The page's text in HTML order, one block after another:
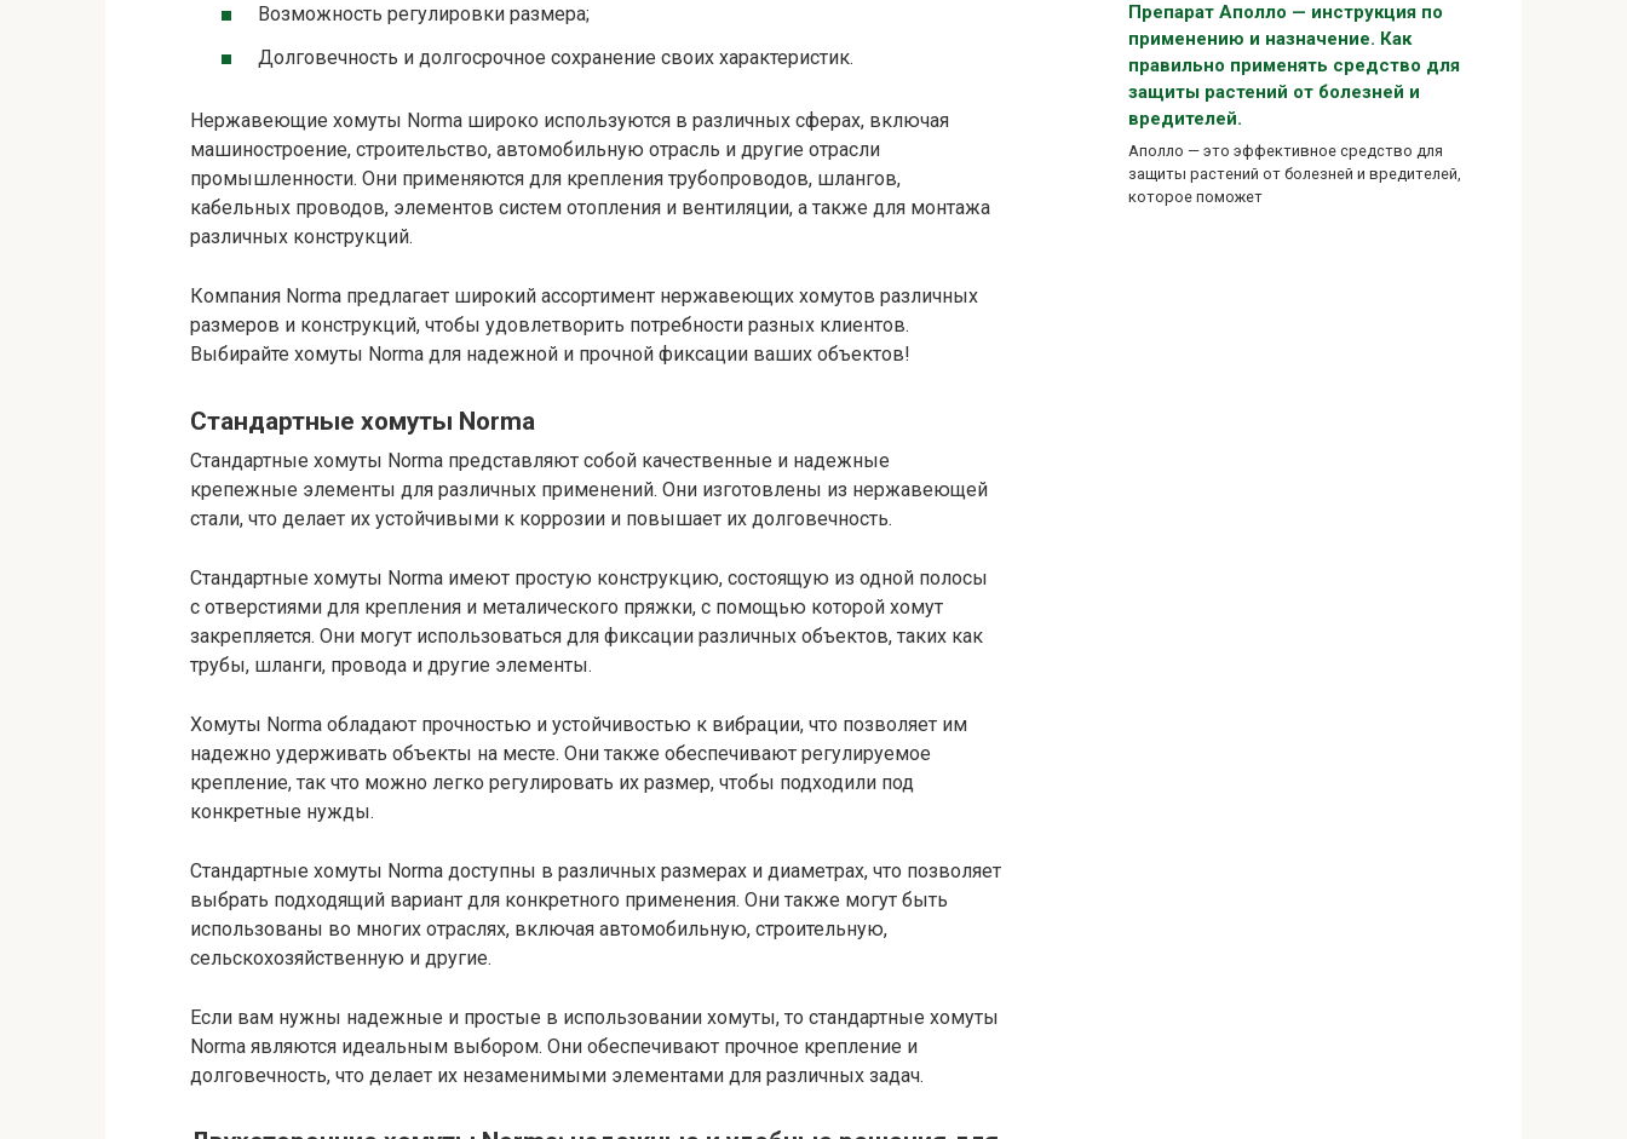
Возможность регулировки размера;
Долговечность и долгосрочное сохранение своих характеристик.
Нержавеющие хомуты Norma широко используются в различных сферах, включая
машиностроение, строительство, автомобильную отрасль и другие отрасли
промышленности. Они применяются для крепления трубопроводов, шлангов,
кабельных проводов, элементов систем отопления и вентиляции, а также для монтажа
различных конструкций.
Компания Norma предлагает широкий ассортимент нержавеющих хомутов различных
размеров и конструкций, чтобы удовлетворить потребности разных клиентов.
Выбирайте хомуты Norma для надежной и прочной фиксации ваших объектов!
Стандартные хомуты Norma
Стандартные хомуты Norma представляют собой качественные и надежные
крепежные элементы для различных применений. Они изготовлены из нержавеющей
стали, что делает их устойчивыми к коррозии и повышает их долговечность.
Стандартные хомуты Norma имеют простую конструкцию, состоящую из одной полосы
с отверстиями для крепления и металического пряжки, с помощью которой хомут
закрепляется. Они могут использоваться для фиксации различных объектов, таких как
трубы, шланги, провода и другие элементы.
Хомуты Norma обладают прочностью и устойчивостью к вибрации, что позволяет им
надежно удерживать объекты на месте. Они также обеспечивают регулируемое
крепление, так что можно легко регулировать их размер, чтобы подходили под
конкретные нужды.
Стандартные хомуты Norma доступны в различных размерах и диаметрах, что позволяет
выбрать подходящий вариант для конкретного применения. Они также могут быть
использованы во многих отраслях, включая автомобильную, строительную,
сельскохозяйственную и другие.
Если вам нужны надежные и простые в использовании хомуты, то стандартные хомуты
Norma являются идеальным выбором. Они обеспечивают прочное крепление и
долговечность, что делает их незаменимыми элементами для различных задач.
Препарат Аполло — инструкция по
применению и назначение. Как
правильно применять средство для
защиты растений от болезней и
вредителей.
Аполло — это эффективное средство для
защиты растений от болезней и вредителей,
которое поможет